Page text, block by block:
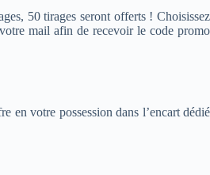
50 tirages seront offerts ! Choisissez
mail afin de recevoir le code promo
en votre possession dans l’encart dédié